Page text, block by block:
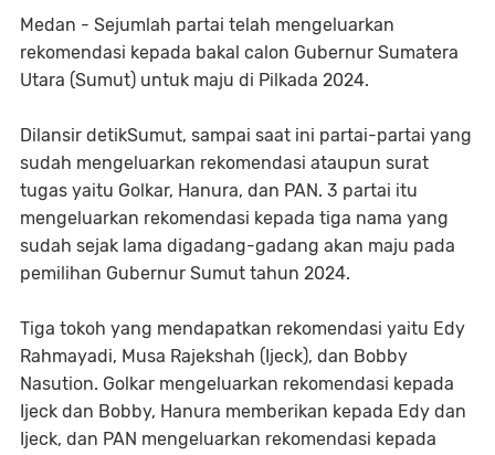
Medan - Sejumlah partai telah mengeluarkan
rekomendasi kepada bakal calon Gubernur Sumatera
Utara (Sumut) untuk maju di Pilkada 2024.
Dilansir detikSumut, sampai saat ini partai-partai yang
sudah mengeluarkan rekomendasi ataupun surat
tugas yaitu Golkar, Hanura, dan PAN. 3 partai itu
mengeluarkan rekomendasi kepada tiga nama yang
sudah sejak lama digadang-gadang akan maju pada
pemilihan Gubernur Sumut tahun 2024.
Tiga tokoh yang mendapatkan rekomendasi yaitu Edy
Rahmayadi, Musa Rajekshah (Ijeck), dan Bobby
Nasution. Golkar mengeluarkan rekomendasi kepada
Ijeck dan Bobby, Hanura memberikan kepada Edy dan
Ijeck, dan PAN mengeluarkan rekomendasi kepada